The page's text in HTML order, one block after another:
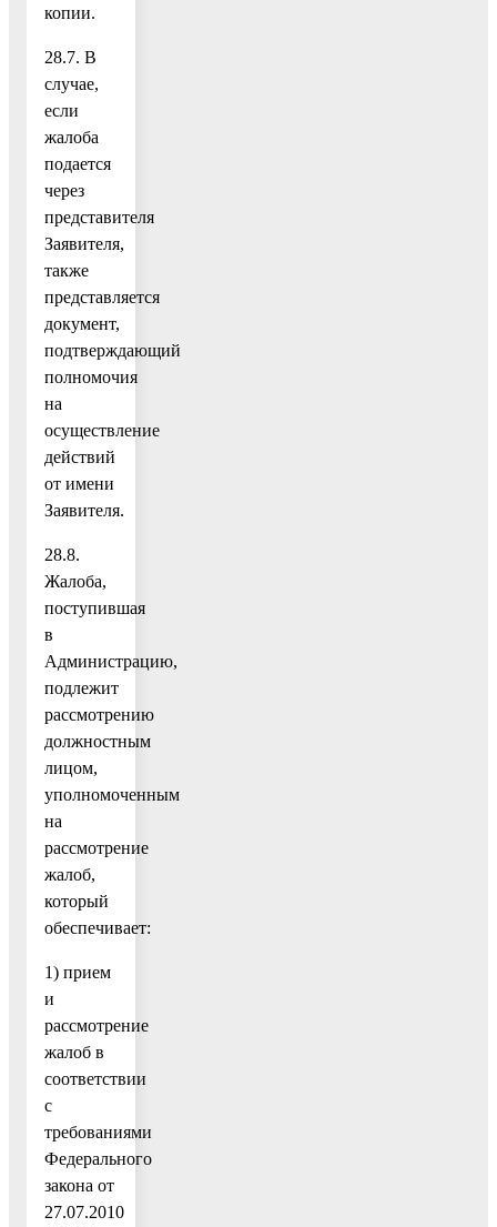
копии.
28.7. В
случае,
если
жалоба
подается
через
представителя
Заявителя,
также
представляется
документ,
подтверждающий
полномочия
на
осуществление
действий
от имени
Заявителя.
28.8.
Жалоба,
поступившая
в
Администрацию,
подлежит
рассмотрению
должностным
лицом,
уполномоченным
на
рассмотрение
жалоб,
который
обеспечивает:
1) прием
и
рассмотрение
жалоб в
соответствии
с
требованиями
Федерального
закона от
27.07.2010